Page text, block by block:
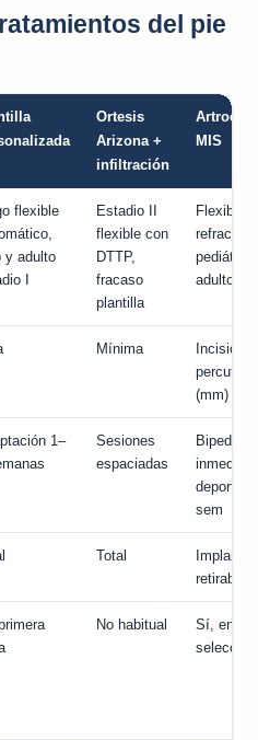
del pie
Ortesis
Arizona +
infiltración
MIS
flexible
y adulto
I
Estadio II
flexible con
DTTP,
fracaso
plantilla
Flexible
adulto
Mínima
Incisión
(mm)
1–
Sesiones
espaciadas
deporte
sem
Total
Implante
retirable
No habitual
Sí, en